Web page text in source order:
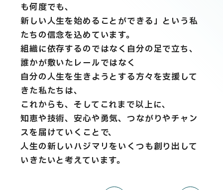
も何度でも、
新しい人生を始めることができる」という私
たちの信念を込めています。
組織に依存するのではなく自分の足で立ち、
誰かが敷いたレールではなく
自分の人生を生きようとする方々を支援して
きた私たちは、
これからも、そしてこれまで以上に、
知恵や技術、安心や勇気、つながりやチャン
スを届けていくことで、
人生の新しいハジマリをいくつも創り出して
いきたいと考えています。